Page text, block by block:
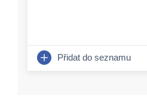
Přidat do seznamu